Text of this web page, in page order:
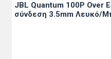
JBL Quantum 100P Over
σύνδεση 3.5mm Λευκό/